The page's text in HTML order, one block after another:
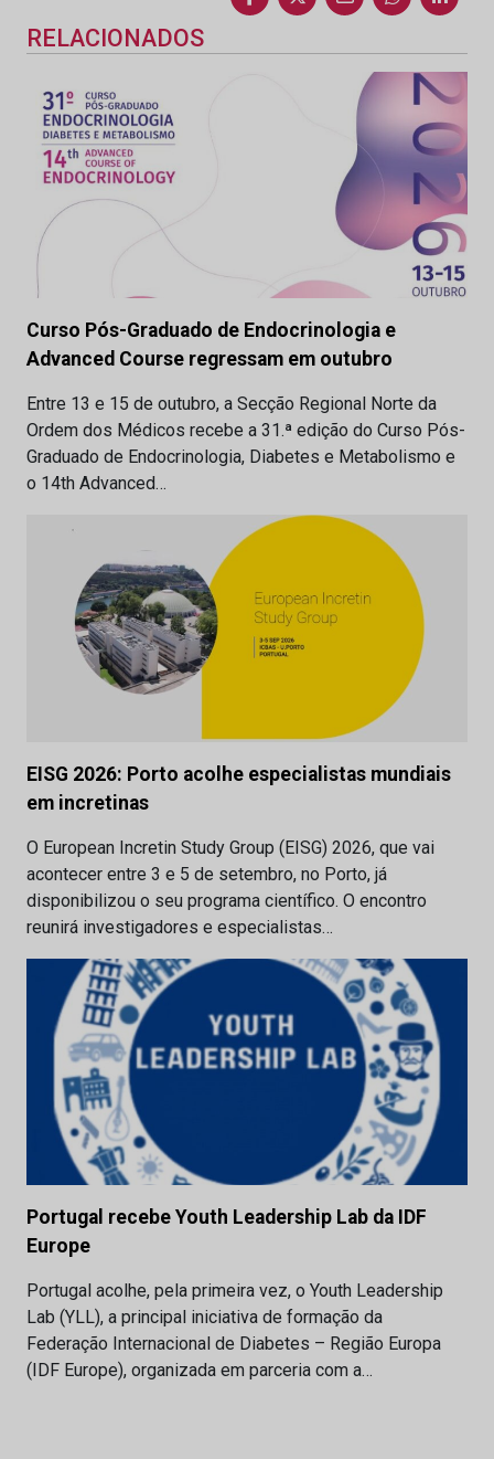
RELACIONADOS
Curso Pós-Graduado de Endocrinologia e
Advanced Course regressam em outubro
Entre 13 e 15 de outubro, a Secção Regional Norte da
Ordem dos Médicos recebe a 31.ª edição do Curso Pós-
Graduado de Endocrinologia, Diabetes e Metabolismo e
o 14th Advanced…
EISG 2026: Porto acolhe especialistas mundiais
em incretinas
O European Incretin Study Group (EISG) 2026, que vai
acontecer entre 3 e 5 de setembro, no Porto, já
disponibilizou o seu programa científico. O encontro
reunirá investigadores e especialistas…
Portugal recebe Youth Leadership Lab da IDF
Europe
Portugal acolhe, pela primeira vez, o Youth Leadership
Lab (YLL), a principal iniciativa de formação da
Federação Internacional de Diabetes – Região Europa
(IDF Europe), organizada em parceria com a…